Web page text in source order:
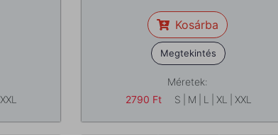
XXL
Kosárba
Megtekintés
Méretek:
2790 Ft S M L XL XXL